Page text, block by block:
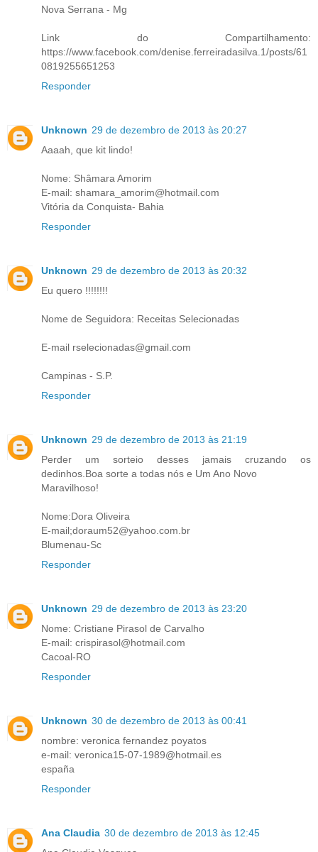
Nova Serrana - Mg
Link do Compartilhamento:
https://www.facebook.com/denise.ferreiradasilva.1/posts/61
0819255651253
Responder
Unknown 29 de dezembro de 2013 às 20:27
Aaaah, que kit lindo!
Nome: Shâmara Amorim
E-mail: shamara_amorim@hotmail.com
Vitória da Conquista- Bahia
Responder
Unknown 29 de dezembro de 2013 às 20:32
Eu quero !!!!!!!!
Nome de Seguidora: Receitas Selecionadas
E-mail rselecionadas@gmail.com
Campinas - S.P.
Responder
Unknown 29 de dezembro de 2013 às 21:19
Perder um sorteio desses jamais cruzando os
dedinhos.Boa sorte a todas nós e Um Ano Novo
Maravilhoso!
Nome:Dora Oliveira
E-mail;doraum52@yahoo.com.br
Blumenau-Sc
Responder
Unknown 29 de dezembro de 2013 às 23:20
Nome: Cristiane Pirasol de Carvalho
E-mail: crispirasol@hotmail.com
Cacoal-RO
Responder
Unknown 30 de dezembro de 2013 às 00:41
nombre: veronica fernandez poyatos
e-mail: veronica15-07-1989@hotmail.es
españa
Responder
Ana Claudia 30 de dezembro de 2013 às 12:45